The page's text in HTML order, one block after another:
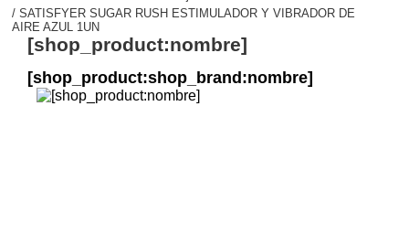
SATISFYER SUGAR RUSH ESTIMULADOR Y VIBRADOR DE
AIRE AZUL 1UN
[shop_product:nombre]
[shop_product:shop_brand:nombre]